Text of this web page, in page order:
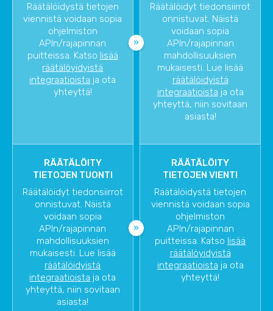
Räätälöidystä tietojen
viennistä voidaan sopia
ohjelmiston
APIn/rajapinnan
puitteissa. Katso lisää
räätälöyidyistä
integraatioista ja ota
yhteyttä!
Räätälöidyt tiedonsiirrot
onnistuvat. Näistä
voidaan sopia
APIn/rajapinnan
mahdollisuuksien
mukaisesti. Lue lisää
räätälöidyistä
integraatioista ja ota
yhteyttä, niin sovitaan
asiasta!
RÄÄTÄLÖITY
TIETOJEN TUONTI
Räätälöidyt tiedonsiirrot
onnistuvat. Näistä
voidaan sopia
APIn/rajapinnan
mahdollisuuksien
mukaisesti. Lue lisää
räätälöidyistä
integraatioista ja ota
yhteyttä, niin sovitaan
asiasta!
RÄÄTÄLÖITY
TIETOJEN VIENTI
Räätälöidystä tietojen
viennistä voidaan sopia
ohjelmiston
APIn/rajapinnan
puitteissa. Katso lisää
räätälöyidyistä
integraatioista ja ota
yhteyttä!